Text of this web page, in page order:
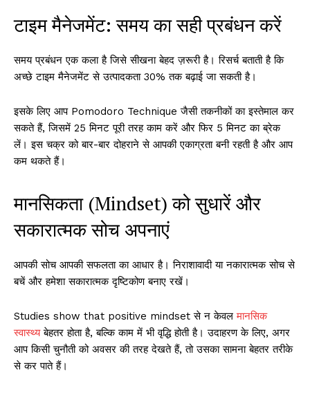
टाइम मैनेजमेंट: समय का सही प्रबंधन करें
समय प्रबंधन एक कला है जिसे सीखना बेहद ज़रूरी है। रिसर्च बताती है कि
अच्छे टाइम मैनेजमेंट से उत्पादकता 30% तक बढ़ाई जा सकती है।
इसके लिए आप Pomodoro Technique जैसी तकनीकों का इस्तेमाल कर
सकते हैं, जिसमें 25 मिनट पूरी तरह काम करें और फिर 5 मिनट का ब्रेक
लें। इस चक्र को बार-बार दोहराने से आपकी एकाग्रता बनी रहती है और आप
कम थकते हैं।
मानसिकता (Mindset) को सुधारें और
सकारात्मक सोच अपनाएं
आपकी सोच आपकी सफलता का आधार है। निराशावादी या नकारात्मक सोच से
बचें और हमेशा सकारात्मक दृष्टिकोण बनाए रखें।
Studies show that positive mindset से न केवलमानसिक
स्वास्थ्यबेहतर होता है, बल्कि काम में भी वृद्धि होती है। उदाहरण के लिए, अगर
आप किसी चुनौती को अवसर की तरह देखते हैं, तो उसका सामना बेहतर तरीके
से कर पाते हैं।